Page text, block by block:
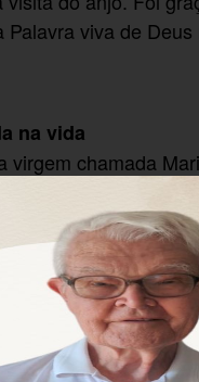
viva de
na vida
chamada
uma cidadezinha
é o enviado de
é forte. O nome
a Maria começa
de Maria,
pano de fundo de